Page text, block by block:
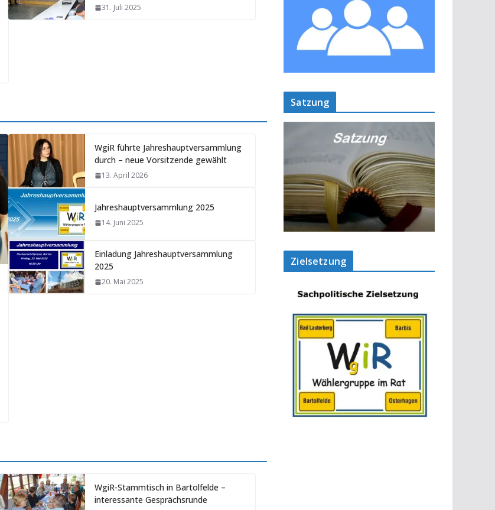
31. Juli 2025
WgiR führte Jahreshauptversammlung
durch – neue Vorsitzende gewählt
13. April 2026
Jahreshauptversammlung 2025
14. Juni 2025
Einladung Jahreshauptversammlung
2025
20. Mai 2025
WgiR-Stammtisch in Bartolfelde –
interessante Gesprächsrunde
Satzung
Zielsetzung